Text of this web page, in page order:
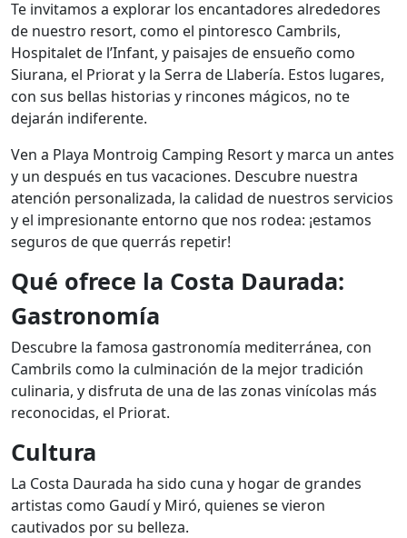
Te invitamos a explorar los encantadores alrededores
de nuestro resort, como el pintoresco Cambrils,
Hospitalet de l’Infant, y paisajes de ensueño como
Siurana, el Priorat y la Serra de Llabería. Estos lugares,
con sus bellas historias y rincones mágicos, no te
dejarán indiferente.
Ven a Playa Montroig Camping Resort y marca un antes
y un después en tus vacaciones. Descubre nuestra
atención personalizada, la calidad de nuestros servicios
y el impresionante entorno que nos rodea: ¡estamos
seguros de que querrás repetir!
Qué ofrece la Costa Daurada:
Gastronomía
Descubre la famosa gastronomía mediterránea, con
Cambrils como la culminación de la mejor tradición
culinaria, y disfruta de una de las zonas vinícolas más
reconocidas, el Priorat.
Cultura
La Costa Daurada ha sido cuna y hogar de grandes
artistas como Gaudí y Miró, quienes se vieron
cautivados por su belleza.